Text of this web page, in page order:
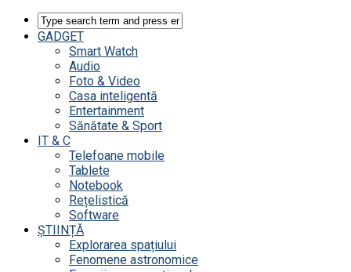
GADGET
Smart Watch
Audio
Foto & Video
Casa inteligentă
Entertainment
Sănătate & Sport
IT & C
Telefoane mobile
Tablete
Notebook
Rețelistică
Software
ȘTIINȚĂ
Explorarea spațiului
Fenomene astronomice